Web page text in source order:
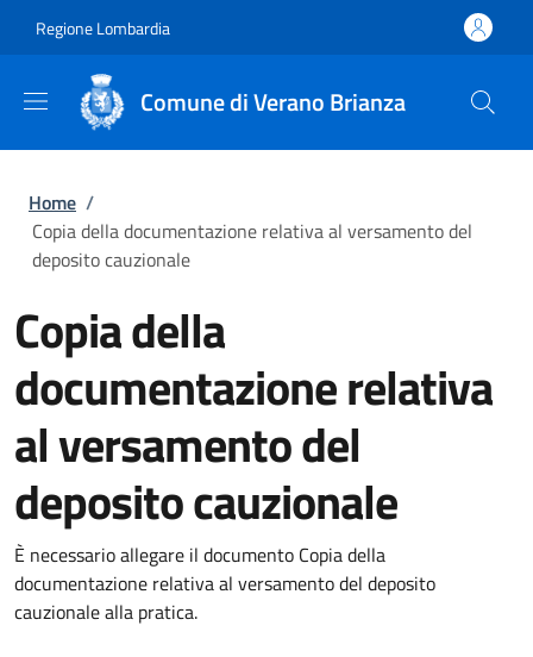
Regione Lombardia
Comune di Verano Brianza
Briciole di pane
Home /
Copia della documentazione relativa al versamento del
deposito cauzionale
Copia della
documentazione relativa
al versamento del
deposito cauzionale
È necessario allegare il documento Copia della
documentazione relativa al versamento del deposito
cauzionale alla pratica.